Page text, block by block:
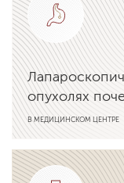
опухолях
В МЕДИЦИНСКОМ ЦЕНТРЕ
Подробнее об